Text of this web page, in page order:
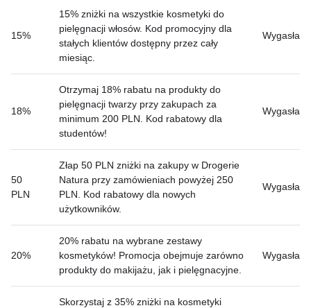
15%
15% zniżki na wszystkie kosmetyki do
pielęgnacji włosów. Kod promocyjny dla
stałych klientów dostępny przez cały
miesiąc.
Wygasła
18%
Otrzymaj 18% rabatu na produkty do
pielęgnacji twarzy przy zakupach za
minimum 200 PLN. Kod rabatowy dla
studentów!
Wygasła
50
PLN
Złap 50 PLN zniżki na zakupy w Drogerie
Natura przy zamówieniach powyżej 250
PLN. Kod rabatowy dla nowych
użytkowników.
Wygasła
20%
20% rabatu na wybrane zestawy
kosmetyków! Promocja obejmuje zarówno
produkty do makijażu, jak i pielęgnacyjne.
Wygasła
Skorzystaj z 35% zniżki na kosmetyki